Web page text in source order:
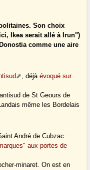
Son choix
Ikea serait allé à Irun")
comme une aire
, déjàévoqué sur
de St Geours de
même les Bordelais
André de Cubzac :
aux portes de
minaret. On est en